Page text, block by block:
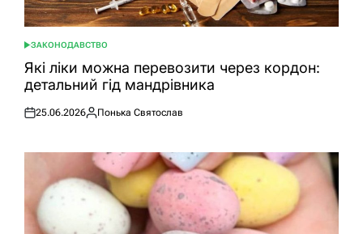
ОПУБЛІКУВАТИ
У
ЗАКОНОДАВСТВО
Які ліки можна перевозити через кордон:
детальний гід мандрівника
Оприлюднено
25.06.2026
Опубліковано
Понька Святослав